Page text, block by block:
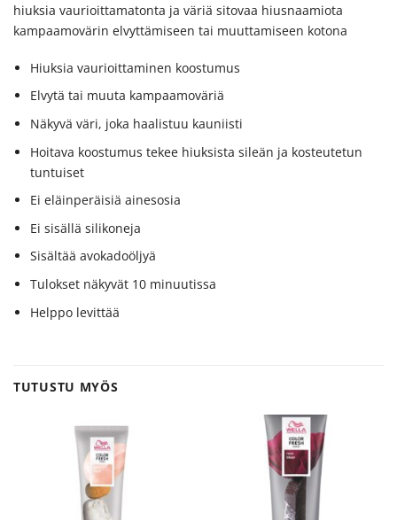
hiuksia vaurioittamatonta ja väriä sitovaa hiusnaamiota
kampaamovärin elvyttämiseen tai muuttamiseen kotona
Hiuksia vaurioittaminen koostumus
Elvytä tai muuta kampaamoväriä
Näkyvä väri, joka haalistuu kauniisti
Hoitava koostumus tekee hiuksista sileän ja kosteutetun
tuntuiset
Ei eläinperäisiä ainesosia
Ei sisällä silikoneja
Sisältää avokadoöljyä
Tulokset näkyvät 10 minuutissa
Helppo levittää
TUTUSTU MYÖS